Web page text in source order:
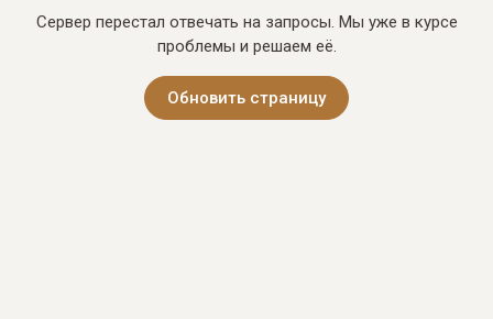
Сервер перестал отвечать на запросы. Мы уже в курсе
проблемы и решаем её.
Обновить страницу